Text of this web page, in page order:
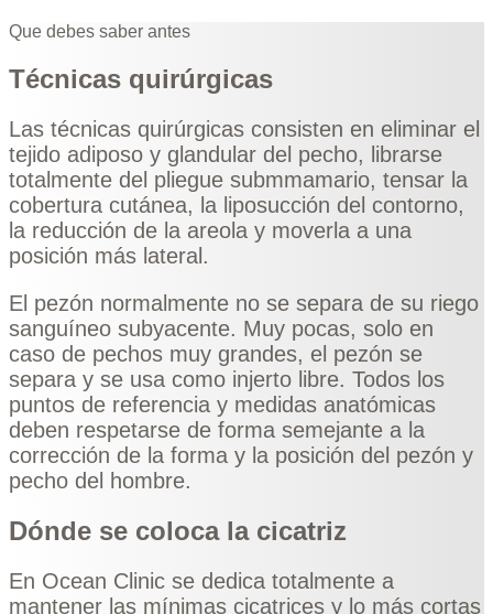
Que debes saber antes
Técnicas quirúrgicas
Las técnicas quirúrgicas consisten en eliminar el
tejido adiposo y glandular del pecho, librarse
totalmente del pliegue submmamario, tensar la
cobertura cutánea, la liposucción del contorno,
la reducción de la areola y moverla a una
posición más lateral.
El pezón normalmente no se separa de su riego
sanguíneo subyacente. Muy pocas, solo en
caso de pechos muy grandes, el pezón se
separa y se usa como injerto libre. Todos los
puntos de referencia y medidas anatómicas
deben respetarse de forma semejante a la
corrección de la forma y la posición del pezón y
pecho del hombre.
Dónde se coloca la cicatriz
En Ocean Clinic se dedica totalmente a
mantener las mínimas cicatrices y lo más cortas